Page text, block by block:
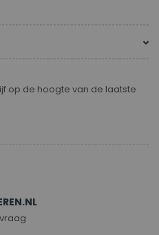
op de hoogte van de laatste